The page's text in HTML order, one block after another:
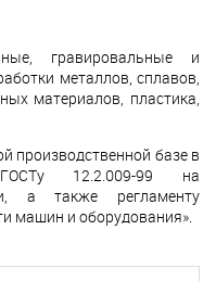
гравировальные и
металлов, сплавов,
материалов, пластика,
производственной базе в
12.2.009-99 на
а также регламенту
машин и оборудования».